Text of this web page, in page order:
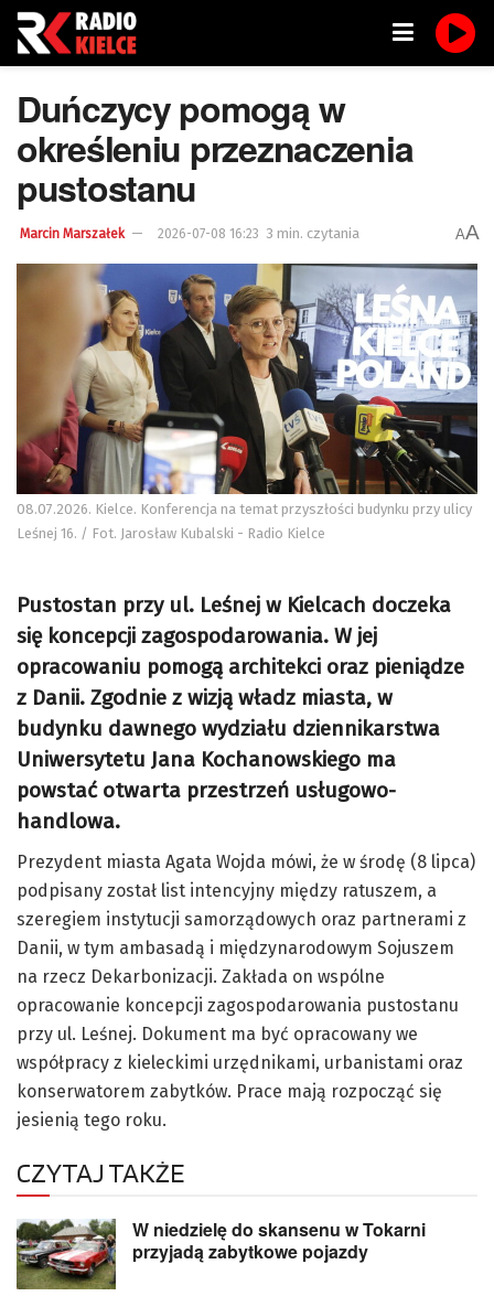
Duńczycy pomogą w
określeniu przeznaczenia
pustostanu
Marcin Marszałek 2026-07-08 16:23 3 min. czytania AA
08.07.2026. Kielce. Konferencja na temat przyszłości budynku przy ulicy
Leśnej 16. / Fot. Jarosław Kubalski - Radio Kielce
Pustostan przy ul. Leśnej w Kielcach doczeka
się koncepcji zagospodarowania. W jej
opracowaniu pomogą architekci oraz pieniądze
z Danii. Zgodnie z wizją władz miasta, w
budynku dawnego wydziału dziennikarstwa
Uniwersytetu Jana Kochanowskiego ma
powstać otwarta przestrzeń usługowo-
handlowa.
Prezydent miasta Agata Wojda mówi, że w środę (8 lipca)
podpisany został list intencyjny między ratuszem, a
szeregiem instytucji samorządowych oraz partnerami z
Danii, w tym ambasadą i międzynarodowym Sojuszem
na rzecz Dekarbonizacji. Zakłada on wspólne
opracowanie koncepcji zagospodarowania pustostanu
przy ul. Leśnej. Dokument ma być opracowany we
współpracy z kieleckimi urzędnikami, urbanistami oraz
konserwatorem zabytków. Prace mają rozpocząć się
jesienią tego roku.
CZYTAJ TAKŻE
W niedzielę do skansenu w Tokarni
przyjadą zabytkowe pojazdy